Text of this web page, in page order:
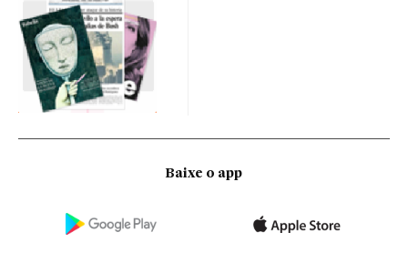
Baixe o app